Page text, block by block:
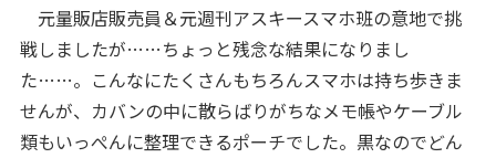
元量販店販売員＆元週刊アスキースマホ班の意地で挑
戦しましたが……ちょっと残念な結果になりまし
た……。こんなにたくさんもちろんスマホは持ち歩きま
せんが、カバンの中に散らばりがちなメモ帳やケーブル
類もいっぺんに整理できるポーチでした。黒なのでどん